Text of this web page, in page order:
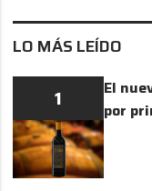
LO MÁS LEÍDO
1
El
por